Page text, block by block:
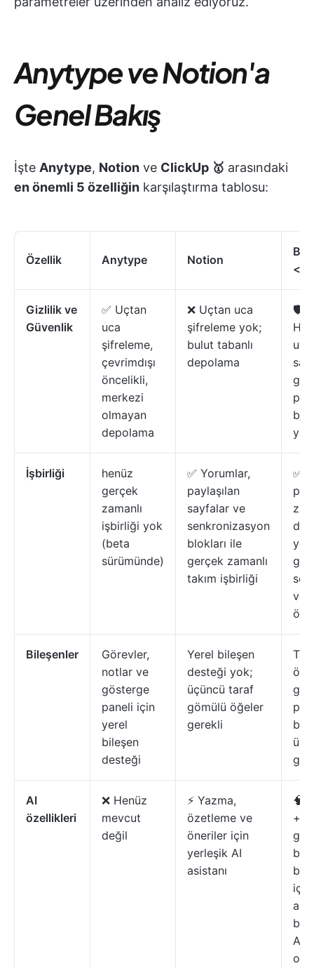
Anytype ve Notion'a
Genel Bakış
İşte Anytype, Notion ve ClickUp 🥇 arasındaki
en önemli 5 özelliğin karşılaştırma tablosu:
Özellik Anytype Notion
Gizlilik ve
Güvenlik
✅ Uçtan
uca
şifreleme,
çevrimdışı
öncelikli,
merkezi
olmayan
depolama
❌ Uçtan uca
şifreleme yok;
bulut tabanlı
depolama
🛡️
İşbirliği
henüz
gerçek
zamanlı
işbirliği yok
(beta
sürümünde)
✅ Yorumlar,
paylaşılan
sayfalar ve
senkronizasyon
blokları ile
gerçek zamanlı
takım işbirliği
✅
ve
Bileşenler
Görevler,
notlar ve
gösterge
paneli için
yerel
bileşen
desteği
Yerel bileşen
desteği yok;
üçüncü taraf
gömülü öğeler
gerekli
AI
özellikleri
❌ Henüz
mevcut
değil
⚡ Yazma,
özetleme ve
öneriler için
yerleşik AI
asistanı
🧠
+